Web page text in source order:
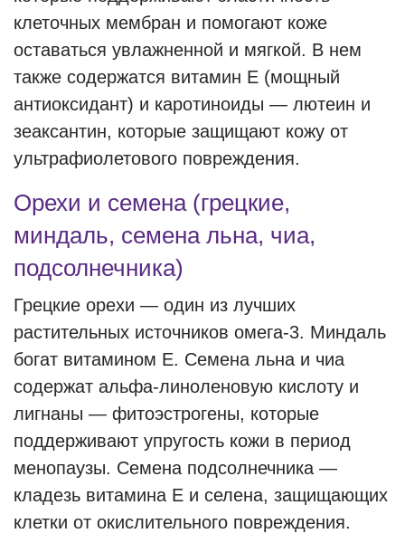
клеточных мембран и помогают коже
оставаться увлажненной и мягкой. В нем
также содержатся витамин Е (мощный
антиоксидант) и каротиноиды — лютеин и
зеаксантин, которые защищают кожу от
ультрафиолетового повреждения.
Орехи и семена (грецкие,
миндаль, семена льна, чиа,
подсолнечника)
Грецкие орехи — один из лучших
растительных источников омега-3. Миндаль
богат витамином Е. Семена льна и чиа
содержат альфа-линоленовую кислоту и
лигнаны — фитоэстрогены, которые
поддерживают упругость кожи в период
менопаузы. Семена подсолнечника —
кладезь витамина Е и селена, защищающих
клетки от окислительного повреждения.